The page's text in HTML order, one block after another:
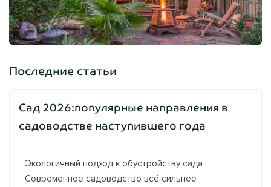
Последние статьи
Сад 2026:популярные направления в
садоводстве наступившего года
Экологичный подход к обустройству сада
Современное садоводство всё сильнее